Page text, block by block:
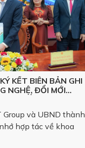
KẾT BIÊN BẢN GHI
NGHỆ, ĐỔI MỚI
TRIỂN CÁC SẢN
và UBND thành
hợp tác về khoa